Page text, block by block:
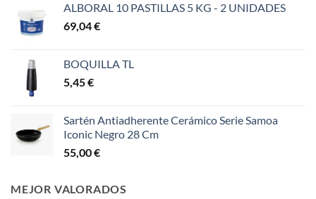
ALBORAL 10 PASTILLAS 5 KG - 2 UNIDADES
69,04€
BOQUILLA TL
5,45€
Sartén Antiadherente Cerámico Serie Samoa
Iconic Negro 28 Cm
55,00€
MEJOR VALORADOS